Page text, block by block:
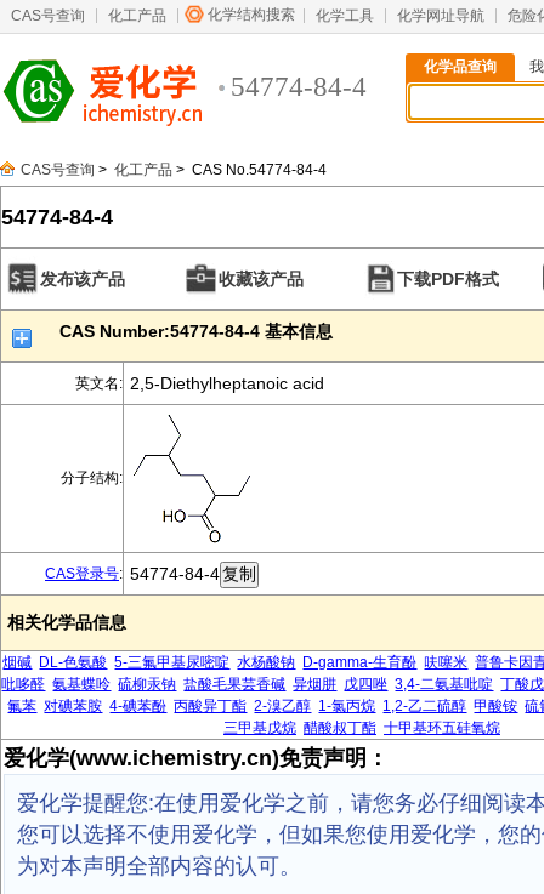
CAS号查询 化工产品 化学结构搜索 化学工具 化学网址导航 危险
54774-84-4
化学品查询
CAS号查询 > 化工产品 > CAS No.54774-84-4
54774-84-4
发布该产品 收藏该产品 下载PDF格式
CAS Number:54774-84-4 基本信息
英文名: 2,5-Diethylheptanoic acid
分子结构:
CAS登录号: 54774-84-4
相关化学品信息
烟碱 DL-色氨酸 5-三氟甲基尿嘧啶 水杨酸钠 D-gamma-生育酚 呋噻米 普鲁卡因
吡哆醛 氨基蝶呤 硫柳汞钠 盐酸毛果芸香碱 异烟肼 戊四唑 3,4-二氨基吡啶 丁酸
氟苯 对碘苯胺 4-碘苯酚 丙酸异丁酯 2-溴乙醇 1-氯丙烷 1,2-乙二硫醇 甲酸铵 硫
三甲基戊烷 醋酸叔丁酯 十甲基环五硅氧烷
爱化学(www.ichemistry.cn)免责声明：
爱化学提醒您:在使用爱化学之前，请您务必仔细阅读
您可以选择不使用爱化学，但如果您使用爱化学，您
为对本声明全部内容的认可。